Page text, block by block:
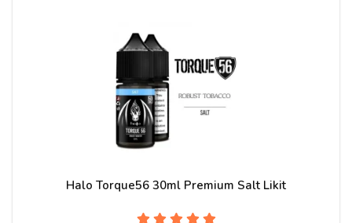
Halo Torque56 30ml Premium Salt Likit